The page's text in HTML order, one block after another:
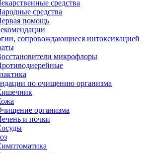
средства
средства
помощь
сопровождающиеся интоксикацией
микрофлоры
по очищению организма
организма
и почки